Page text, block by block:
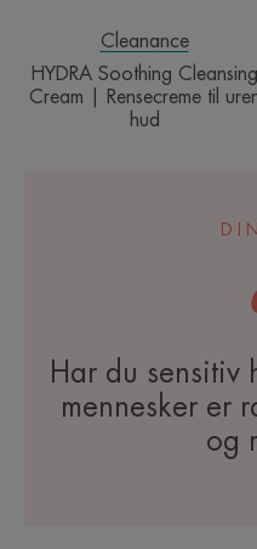
Cleanance
HYDRA Soothing Cleansing
Cream | Rensecreme til
hud
Har du sensitiv
mennesker er
og